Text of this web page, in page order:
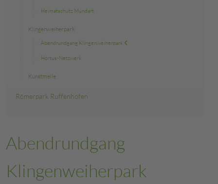
Heimatschutz Mundart
Klingenweiherpark
Abendrundgang Klingenweiherpark
Hortus-Netzwerk
Kunstmeile
Römerpark Ruffenhofen
Abendrundgang
Klingenweiherpark